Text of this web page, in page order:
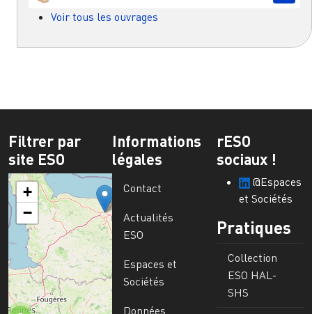
Voir tous les ouvrages
Filtrer par
site ESO
+
−
Informations
légales
Contact
Actualités
ESO
Espaces et
Sociétés
Données
rESO
sociaux !
@Espaces
et Sociétés
Pratiques
Collection
ESO HAL-
SHS